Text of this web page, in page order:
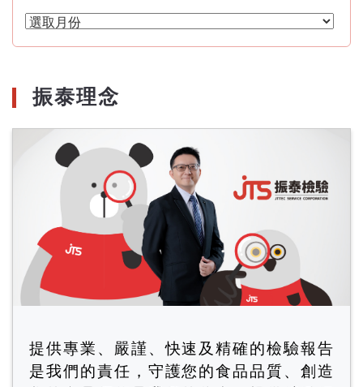
文
振泰理念
提供專業、嚴謹、快速及精確的檢驗報告
是我們的責任，守護您的食品品質、創造